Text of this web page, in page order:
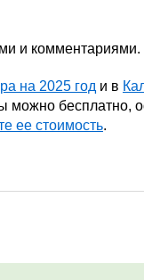
и комментариями.
на 2025 год и в
можно бесплатно,
ее стоимость.